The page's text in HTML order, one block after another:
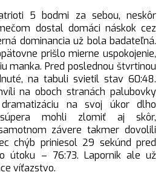
5 bodmi za sebou, neskôr
dostal domáci náskok cez
dominancia už bola badateľná.
prišlo mierne uspokojenie,
manka. Pred poslednou štvrtinou
na tabuli svietil stav 60:48.
na oboch stranách palubovky
na svoj úkor dlho
súpera mohli zlomiť aj skôr,
závere takmer dovolili
chýb priniesol 29 sekúnd pred
útoku – 76:73. Lapornik ale už
víťazstvo.